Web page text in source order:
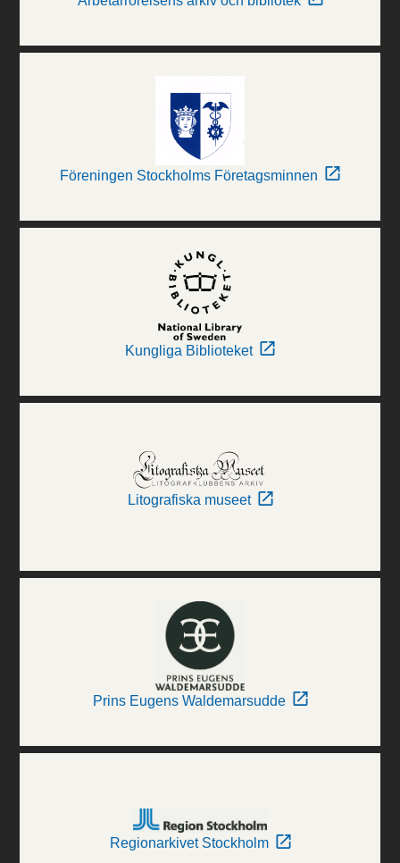
Föreningen Stockholms Företagsminnen
Kungliga Biblioteket
Litografiska museet
Prins Eugens Waldemarsudde
Regionarkivet Stockholm